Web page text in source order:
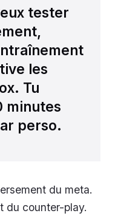
tester
les
Tu
minutes
perso.
du meta.
du counter-play.